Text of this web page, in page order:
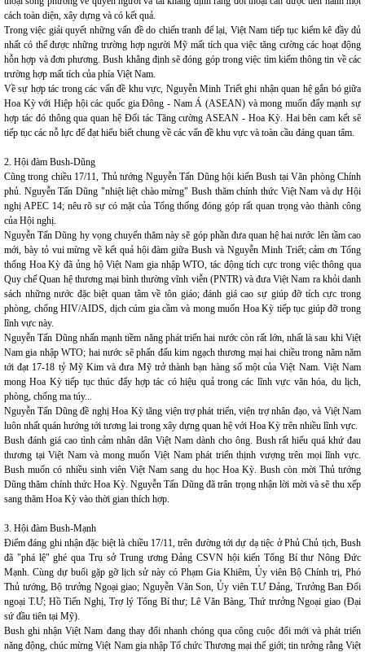
cách toàn diện, xây dựng và có kết quả.
Trong việc giải quyết những vấn đề do chiến tranh để lại, Việt Nam tiếp tục kiểm kê đầy đủ
nhất có thể được những trường hợp người Mỹ mất tích qua việc tăng cường các hoạt động
hỗn hợp và đơn phương. Bush khẳng định sẽ đóng góp trong việc tìm kiếm thông tin về các
trường hợp mất tích của phía Việt Nam.
Về sự hợp tác trong các vấn đề khu vực, Nguyễn Minh Triết ghi nhận quan hệ gắn bó giữa
Hoa Kỳ với Hiệp hội các quốc gia Đông - Nam Á (ASEAN) và mong muốn đẩy mạnh sự
hợp tác đó thông qua quan hệ Đối tác Tăng cường ASEAN - Hoa Kỳ. Hai bên cam kết sẽ
tiếp tục các nỗ lực để đạt hiểu biết chung về các vấn đề khu vực và toàn cầu đáng quan tâm.
2. Hội đàm Bush-Dũng
Cũng trong chiều 17/11, Thủ tướng Nguyễn Tấn Dũng hội kiến Bush tại Văn phòng Chính
phủ. Nguyễn Tấn Dũng "nhiệt liệt chào mừng" Bush thăm chính thức Việt Nam và dự Hội
nghị APEC 14; nêu rõ sự có mặt của Tổng thống đóng góp rất quan trọng vào thành công
của Hội nghị.
Nguyễn Tấn Dũng hy vọng chuyến thăm này sẽ góp phần đưa quan hệ hai nước lên tầm cao
mới, bày tỏ vui mừng về kết quả hội đàm giữa Bush và Nguyễn Minh Triết; cảm ơn Tổng
thống Hoa Kỳ đã ủng hộ Việt Nam gia nhập WTO, tác động tích cực trong việc thông qua
Quy chế Quan hệ thương mại bình thường vĩnh viễn (PNTR) và đưa Việt Nam ra khỏi danh
sách những nước đặc biệt quan tâm về tôn giáo; đánh giá cao sự giúp đỡ tích cực trong
phòng, chống HIV/AIDS, dịch cúm gia cầm và mong muốn Hoa Kỳ tiếp tục giúp đỡ trong
lĩnh vực này.
Nguyễn Tấn Dũng nhấn mạnh tiềm năng phát triển hai nước còn rất lớn, nhất là sau khi Việt
Nam gia nhập WTO; hai nước sẽ phấn đấu kim ngạch thương mại hai chiều trong năm năm
tới đạt 17-18 tỷ Mỹ Kim và đưa Mỹ trở thành bạn hàng số một của Việt Nam. Việt Nam
mong Hoa Kỳ tiếp tục thúc đẩy hợp tác có hiệu quả trong các lĩnh vực văn hóa, du lịch,
phòng, chống ma túy...
Nguyễn Tấn Dũng đề nghị Hoa Kỳ tăng viện trợ phát triển, viện trợ nhân đạo, và Việt Nam
luôn nhất quán hướng tới tương lai trong xây dựng quan hệ với Hoa Kỳ trên nhiều lĩnh vực.
Bush đánh giá cao tình cảm nhân dân Việt Nam dành cho ông. Bush rất hiểu quá khứ đau
thương tại Việt Nam và mong muốn Việt Nam phát triển thịnh vượng trên mọi lĩnh vực.
Bush muốn có nhiều sinh viên Việt Nam sang du học Hoa Kỳ. Bush còn mời Thủ tướng
Dũng thăm chính thức Hoa Kỳ. Nguyễn Tấn Dũng đã trân trọng nhận lời mời và sẽ thu xếp
sang thăm Hoa Kỳ vào thời gian thích hợp.
3. Hội đàm Bush-Mạnh
Điểm đáng ghi nhận đặc biệt là chiều 17/11, trên đường tới dự dạ tiệc ở Phủ Chủ tịch, Bush
đã "phá lệ" ghé qua Trụ sở Trung ương Đảng CSVN hội kiến Tổng Bí thư Nông Đức
Mạnh. Cùng dự buổi gặp gỡ lịch sử này có Phạm Gia Khiêm, Ủy viên Bộ Chính trị, Phó
Thủ tướng, Bộ trưởng Ngoại giao; Nguyễn Văn Son, Ủy viên T.Ư Đảng, Trưởng Ban Đối
ngoại T.Ư; Hồ Tiến Nghị, Trợ lý Tổng Bí thư; Lê Văn Bàng, Thứ trưởng Ngoại giao (Đại
sứ đầu tiên tại Mỹ).
Bush ghi nhận Việt Nam đang thay đổi nhanh chóng qua công cuộc đổi mới và phát triển
năng động, chúc mừng Việt Nam gia nhập Tổ chức Thương mại thế giới; tin tưởng rằng Việt